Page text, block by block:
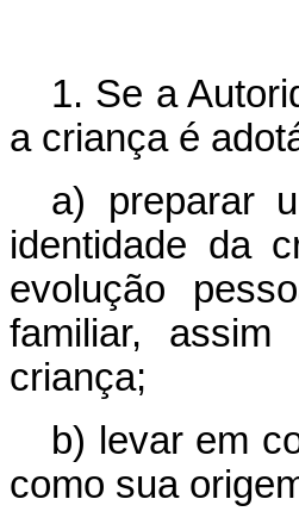
1. Se a
a criança é
a) preparar
identidade da
evolução
familiar, assim
criança;
b) levar em
como sua